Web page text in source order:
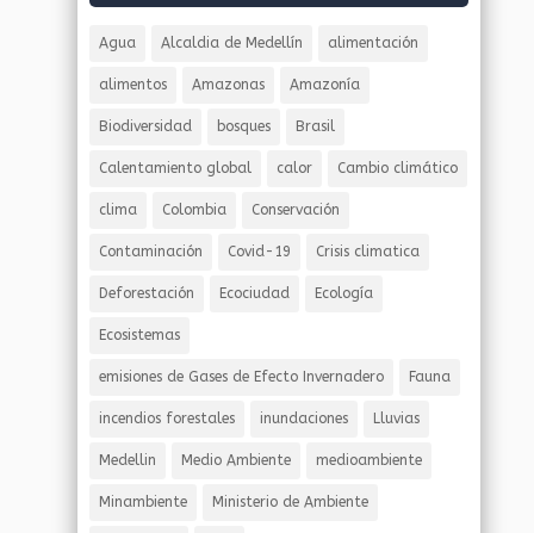
Agua Alcaldia de Medellín alimentación
alimentos Amazonas Amazonía
Biodiversidad bosques Brasil
Calentamiento global calor Cambio climático
clima Colombia Conservación
Contaminación Covid-19 Crisis climatica
Deforestación Ecociudad Ecología
Ecosistemas
emisiones de Gases de Efecto Invernadero Fauna
incendios forestales inundaciones Lluvias
Medellin Medio Ambiente medioambiente
Minambiente Ministerio de Ambiente